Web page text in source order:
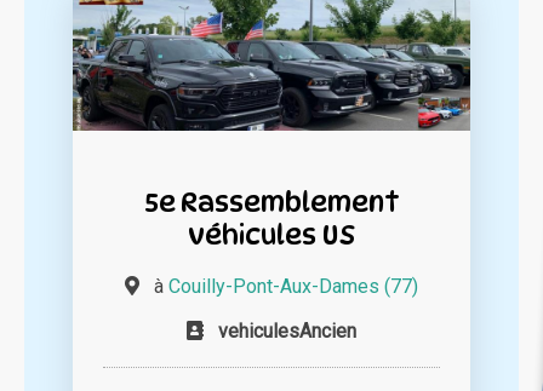
5e Rassemblement
véhicules US
à Couilly-Pont-Aux-Dames (77)
vehiculesAncien